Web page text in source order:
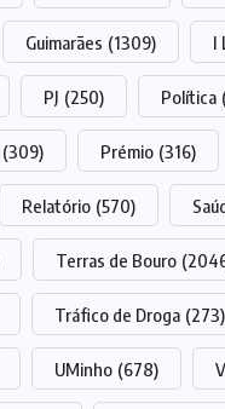
Guimarães (1309) I
PJ (250) Política
(309) Prémio (316)
Relatório (570)
Terras de Bouro
Tráfico de Droga (273)
UMinho (678)